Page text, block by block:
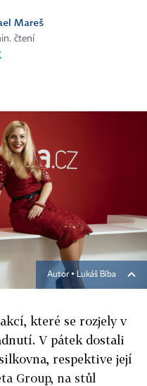
Mareš
čtení
Autor ▪ Lukáš Bíba
které se rozjely v
V pátek dostali
respektive její
Group, na stůl